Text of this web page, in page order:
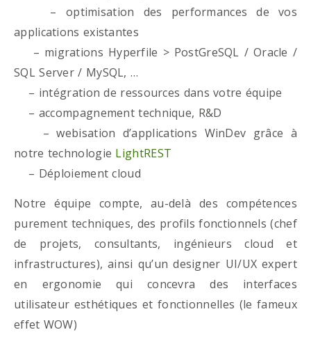
– optimisation des performances de vos
applications existantes
– migrations Hyperfile > PostGreSQL / Oracle /
SQL Server / MySQL, …
– intégration de ressources dans votre équipe
– accompagnement technique, R&D
– webisation d’applications WinDev grâce à
notre technologie LightREST
– Déploiement cloud
Notre équipe compte, au-delà des compétences
purement techniques, des profils fonctionnels (chef
de projets, consultants, ingénieurs cloud et
infrastructures), ainsi qu’un designer UI/UX expert
en ergonomie qui concevra des interfaces
utilisateur esthétiques et fonctionnelles (le fameux
effet WOW)